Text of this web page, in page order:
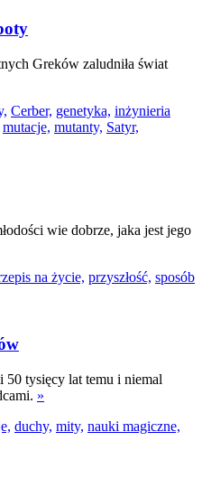
Greków zaludniła świat
Cerber, genetyka, inżynieria
mutacje, mutanty, Satyr,
wie dobrze, jaka jest jego
na życie, przyszłość, sposób
tysięcy lat temu i niemal
»
duchy, mity, nauki magiczne,